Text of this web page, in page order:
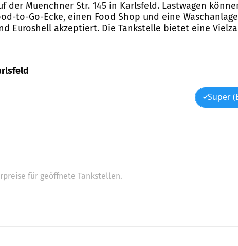
der Muenchner Str. 145 in Karlsfeld. Lastwagen
to-Go-Ecke, einen Food Shop und eine
Euroshell akzeptiert. Die Tankstelle bietet eine
Super
für geöffnete Tankstellen.